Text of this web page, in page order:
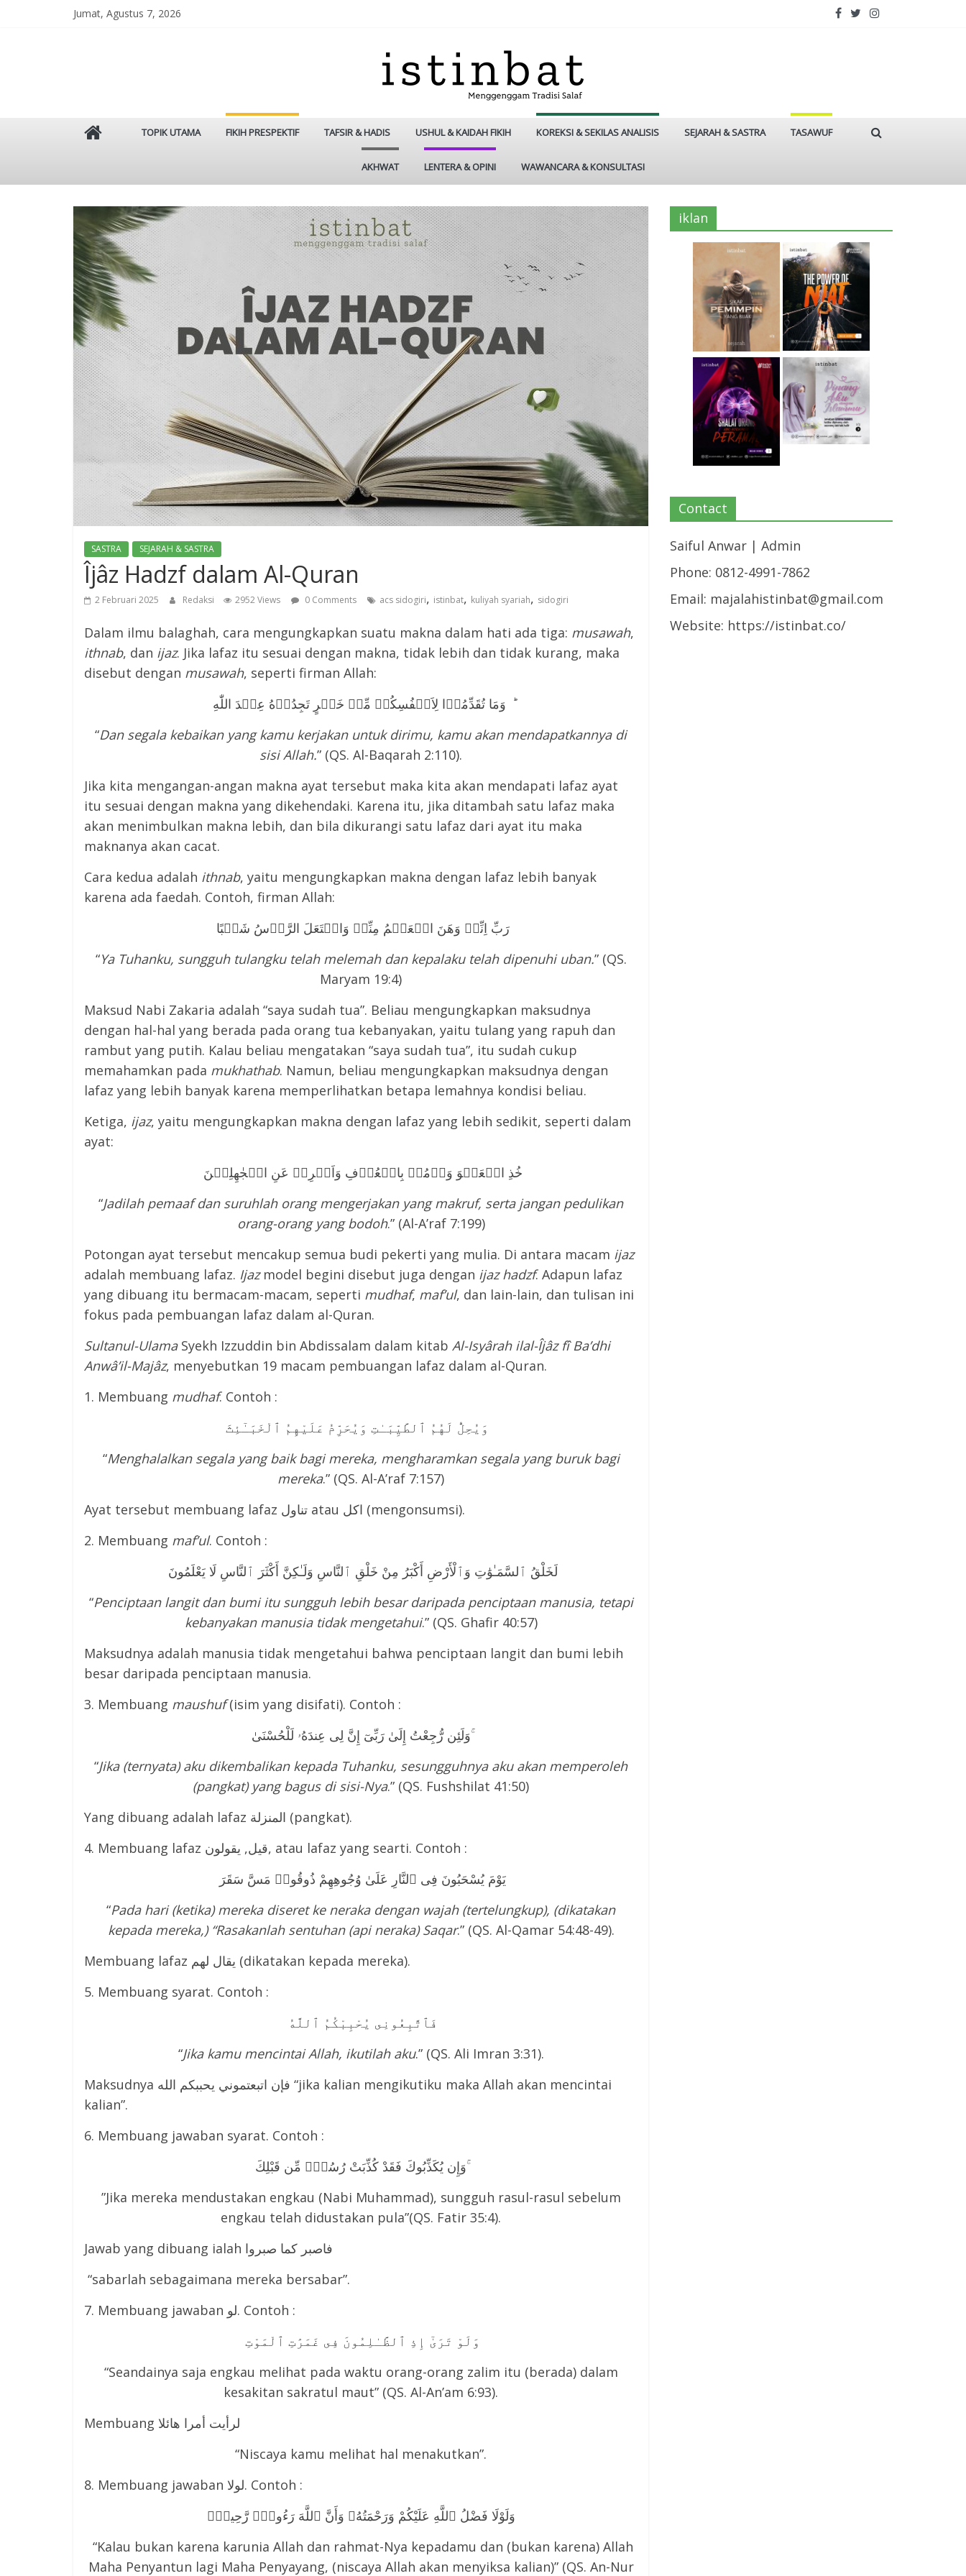
Jumat, Agustus 7, 2026
Istinbat
Salaf
TOPIK UTAMA FIKIH PRESPEKTIF TAFSIR & HADIS USHUL & KAIDAH FIKIH KOREKSI & SEKILAS ANALISIS SEJARAH & SASTRA TASAWUF
AKHWAT LENTERA & OPINI WAWANCARA & KONSULTASI
SASTRA SEJARAH & SASTRA
Îjâz Hadzf dalam Al-Quran
2 Februari 2025 Redaksi 2952 Views 0 Comments acs sidogiri, istinbat, kuliyah syariah, sidogiri
Dalam ilmu balaghah, cara mengungkapkan suatu makna dalam hati ada tiga: musawah,
ithnab, dan ijaz. Jika lafaz itu sesuai dengan makna, tidak lebih dan tidak kurang, maka
disebut dengan musawah, seperti firman Allah:
“Dan segala kebaikan yang kamu kerjakan untuk dirimu, kamu akan mendapatkannya di
sisi Allah.” (QS. Al-Baqarah 2:110).
Jika kita mengangan-angan makna ayat tersebut maka kita akan mendapati lafaz ayat
itu sesuai dengan makna yang dikehendaki. Karena itu, jika ditambah satu lafaz maka
akan menimbulkan makna lebih, dan bila dikurangi satu lafaz dari ayat itu maka
maknanya akan cacat.
Cara kedua adalah ithnab, yaitu mengungkapkan makna dengan lafaz lebih banyak
karena ada faedah. Contoh, firman Allah:
رَبِّ اِنِّىۡ وَهَنَ الۡعَظۡمُ مِنِّىۡ وَاشۡتَعَلَ الرَّاۡسُ شَيۡبًا
“Ya Tuhanku, sungguh tulangku telah melemah dan kepalaku telah dipenuhi uban.” (QS.
Maryam 19:4)
Maksud Nabi Zakaria adalah “saya sudah tua”. Beliau mengungkapkan maksudnya
dengan hal-hal yang berada pada orang tua kebanyakan, yaitu tulang yang rapuh dan
rambut yang putih. Kalau beliau mengatakan “saya sudah tua”, itu sudah cukup
memahamkan pada mukhathab. Namun, beliau mengungkapkan maksudnya dengan
lafaz yang lebih banyak karena memperlihatkan betapa lemahnya kondisi beliau.
Ketiga, ijaz, yaitu mengungkapkan makna dengan lafaz yang lebih sedikit, seperti dalam
ayat:
خُذِ الۡعَفۡوَ وَاۡمُرۡ بِالۡعُرۡفِ وَاَعۡرِضۡ عَنِ الۡجٰهِلِيۡنَ‏
“Jadilah pemaaf dan suruhlah orang mengerjakan yang makruf, serta jangan pedulikan
orang-orang yang bodoh.” (Al-A’raf 7:199)
Potongan ayat tersebut mencakup semua budi pekerti yang mulia. Di antara macam ijaz
adalah membuang lafaz. Ijazmodel begini disebut juga dengan ijaz hadzf. Adapun lafaz
yang dibuang itu bermacam-macam, seperti mudhaf, maf’ul, dan lain-lain, dan tulisan ini
fokus pada pembuangan lafaz dalam al-Quran.
Sultanul-UlamaSyekh Izzuddin bin Abdissalam dalam kitab Al-Isyârah ilal-Îjâz fî Ba’dhi
Anwâ’il-Majâz, menyebutkan 19 macam pembuangan lafaz dalam al-Quran.
1. Membuang mudhaf. Contoh :
“Menghalalkan segala yang baik bagi mereka, mengharamkan segala yang buruk bagi
mereka.” (QS. Al-A’raf 7:157)
Ayat tersebut membuang lafaz تناول atau اكل (mengonsumsi).
2. Membuang maf’ul. Contoh :
لَخَلْقُ ٱلسَّمَـٰوَٰتِ وَٱلْأَرْضِ أَكْبَرُ مِنْ خَلْقِ ٱلنَّاسِ وَلَـٰكِنَّ أَكْثَرَ ٱلنَّاسِ لَا يَعْلَمُونَ
“Penciptaan langit dan bumi itu sungguh lebih besar daripada penciptaan manusia, tetapi
kebanyakan manusia tidak mengetahui.” (QS. Ghafir 40:57)
Maksudnya adalah manusia tidak mengetahui bahwa penciptaan langit dan bumi lebih
besar daripada penciptaan manusia.
3. Membuang maushuf(isim yang disifati). Contoh :
وَلَئِن رُّجِعْتُ إِلَىٰ رَبِّىٓ إِنَّ لِى عِندَهُۥ لَلْحُسْنَىٰ ۚ
“Jika (ternyata) aku dikembalikan kepada Tuhanku, sesungguhnya aku akan memperoleh
(pangkat) yang bagus di sisi-Nya.” (QS. Fushshilat 41:50)
Yang dibuang adalah lafaz المنزلة (pangkat).
4. Membuang lafaz قيل, يقولون, atau lafaz yang searti. Contoh :
يَوْمَ يُسْحَبُونَ فِى ٱلنَّارِ عَلَىٰ وُجُوهِهِمْ ذُوقُوا۟ مَسَّ سَقَرَ
“Pada hari (ketika) mereka diseret ke neraka dengan wajah (tertelungkup), (dikatakan
kepada mereka,) “Rasakanlah sentuhan (api neraka) Saqar.” (QS. Al-Qamar 54:48-49).
Membuang lafaz يقال لهم (dikatakan kepada mereka).
5. Membuang syarat. Contoh :
فَٱتَّبِعُونِى يُحْبِبْكُمُ ٱللَّهُ
“Jika kamu mencintai Allah, ikutilah aku.” (QS. Ali Imran 3:31).
Maksudnya فإن اتبعتموني يحببكم الله “jika kalian mengikutiku maka Allah akan mencintai
kalian”.
6. Membuang jawaban syarat. Contoh :
وَإِن يُكَذِّبُوكَ فَقَدْ كُذِّبَتْ رُسُلٌۭ مِّن قَبْلِكَ ۚ
”Jika mereka mendustakan engkau (Nabi Muhammad), sungguh rasul-rasul sebelum
engkau telah didustakan pula”(QS. Fatir 35:4).
Jawab yang dibuang ialah فاصبر كما صبروا
“sabarlah sebagaimana mereka bersabar”.
7. Membuang jawaban لو. Contoh :
وَلَوْ تَرَىٰٓ إِذِ ٱلظَّـٰلِمُونَ فِى غَمَرَٰتِ ٱلْمَوْتِ
“Seandainya saja engkau melihat pada waktu orang-orang zalim itu (berada) dalam
kesakitan sakratul maut” (QS. Al-An’am 6:93).
Membuang لرأيت أمرا هائلا
“Niscaya kamu melihat hal menakutkan”.
8. Membuang jawaban لولا. Contoh :
وَلَوْلَا فَضْلُ ٱللَّهِ عَلَيْكُمْ وَرَحْمَتُهُۥ وَأَنَّ ٱللَّهَ رَءُوفٌۭ رَّحِيمٌۭ
“Kalau bukan karena karunia Allah dan rahmat-Nya kepadamu dan (bukan karena) Allah
Maha Penyantun lagi Maha Penyayang, (niscaya Allah akan menyiksa kalian)” (QS. An-Nur
iklan
Contact
Saiful Anwar | Admin
Phone: 0812-4991-7862
Email: majalahistinbat@gmail.com
Website: https://istinbat.co/